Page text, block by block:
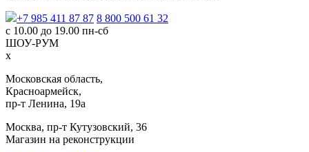
+7 985 411 87 87 8 800 500 61 32
с 10.00 до 19.00 пн-сб
ШОУ-РУМ
x
Московская область,
Красноармейск,
пр-т Ленина, 19а
Москва, пр-т Кутузовский, 36
Магазин на реконструкции